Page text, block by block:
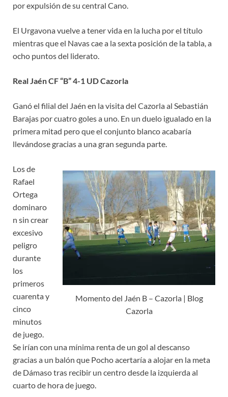
por expulsión de su central Cano.
El Urgavona vuelve a tener vida en la lucha por el título
mientras que el Navas cae a la sexta posición de la tabla, a
ocho puntos del liderato.
Real Jaén CF “B” 4-1 UD Cazorla
Ganó el filial del Jaén en la visita del Cazorla al Sebastián
Barajas por cuatro goles a uno. En un duelo igualado en la
primera mitad pero que el conjunto blanco acabaría
llevándose gracias a una gran segunda parte.
Momento del Jaén B – Cazorla | Blog
Cazorla
Los de
Rafael
Ortega
dominaro
n sin crear
excesivo
peligro
durante
los
primeros
cuarenta y
cinco
minutos
de juego.
Se irían con una mínima renta de un gol al descanso
gracias a un balón que Pocho acertaría a alojar en la meta
de Dámaso tras recibir un centro desde la izquierda al
cuarto de hora de juego.